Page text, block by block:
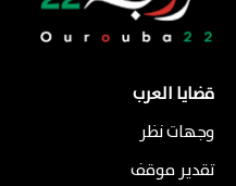
قضايا العرب
وجهات نظر
تقدير موقف